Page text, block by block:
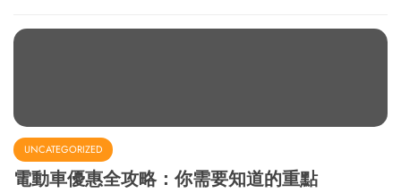
UNCATEGORIZED
電動車優惠全攻略：你需要知道的重點